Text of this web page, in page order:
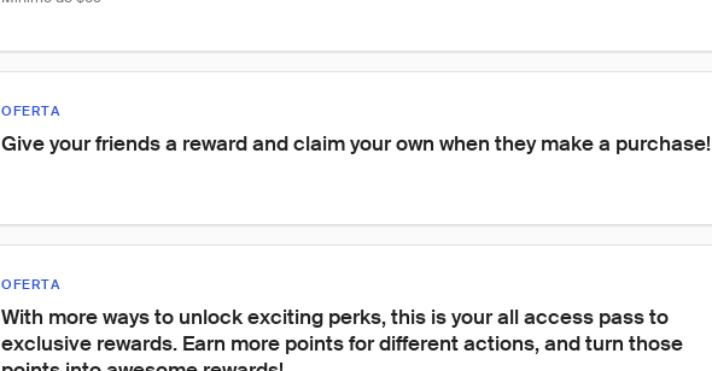
OFERTA
Give your friends a reward and claim your own when they make a purchase!
OFERTA
With more ways to unlock exciting perks, this is your all access pass to
exclusive rewards. Earn more points for different actions, and turn those